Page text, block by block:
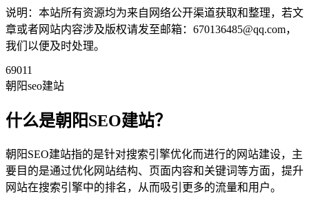
说明：本站所有资源均为来自网络公开渠道获取和整理，若文
章或者网站内容涉及版权请发至邮箱：670136485@qq.com，
我们以便及时处理。
69011
朝阳seo建站
什么是朝阳SEO建站？
朝阳SEO建站指的是针对搜索引擎优化而进行的网站建设，主
要目的是通过优化网站结构、页面内容和关键词等方面，提升
网站在搜索引擎中的排名，从而吸引更多的流量和用户。